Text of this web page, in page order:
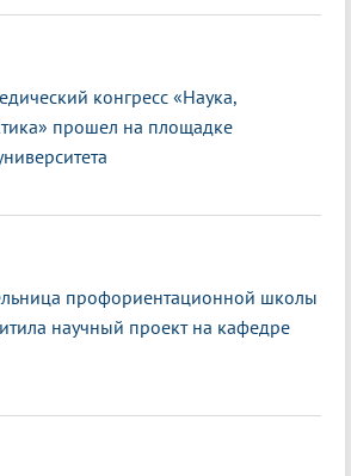
конгресс «Наука,
прошел на площадке
профориентационной школы
научный проект на кафедре